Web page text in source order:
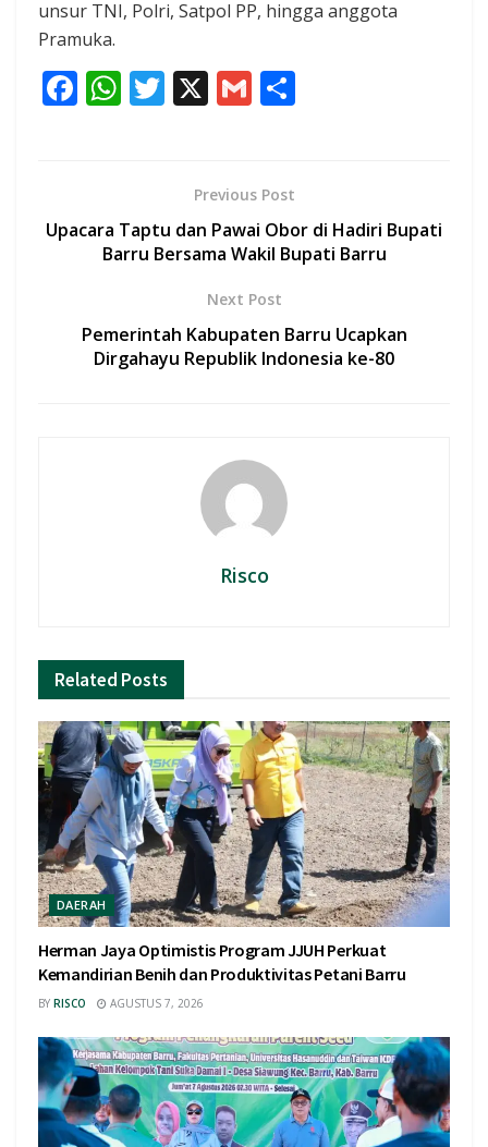
unsur TNI, Polri, Satpol PP, hingga anggota
Pramuka.
F
o
W
A
p
T
er
X G
l
Previous Post
Upacara Taptu dan Pawai Obor di Hadiri Bupati
Barru Bersama Wakil Bupati Barru
Next Post
Pemerintah Kabupaten Barru Ucapkan
Dirgahayu Republik Indonesia ke-80
Risco
Related Posts
DAERAH
Herman Jaya Optimistis Program JJUH Perkuat
Kemandirian Benih dan Produktivitas Petani Barru
BY RISCO AGUSTUS 7, 2026